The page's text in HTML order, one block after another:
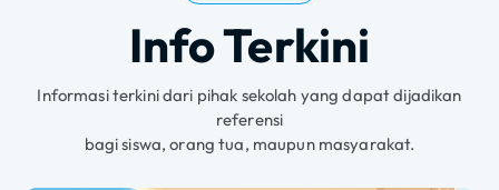
Info Terkini
Informasi terkini dari pihak sekolah yang dapat dijadikan
referensi
bagi siswa, orang tua, maupun masyarakat.